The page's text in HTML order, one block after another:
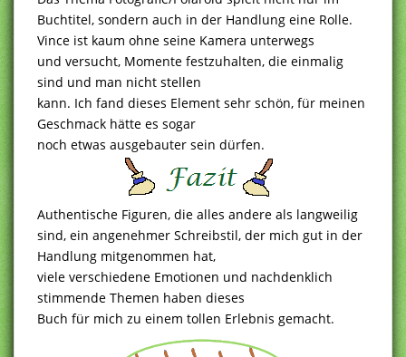
Buchtitel, sondern auch in der Handlung eine Rolle.
Vince ist kaum ohne seine Kamera unterwegs
und versucht, Momente festzuhalten, die einmalig
sind und man nicht stellen
kann. Ich fand dieses Element sehr schön, für meinen
Geschmack hätte es sogar
noch etwas ausgebauter sein dürfen.
Authentische Figuren, die alles andere als langweilig
sind, ein angenehmer Schreibstil, der mich gut in der
Handlung mitgenommen hat,
viele verschiedene Emotionen und nachdenklich
stimmende Themen haben dieses
Buch für mich zu einem tollen Erlebnis gemacht.